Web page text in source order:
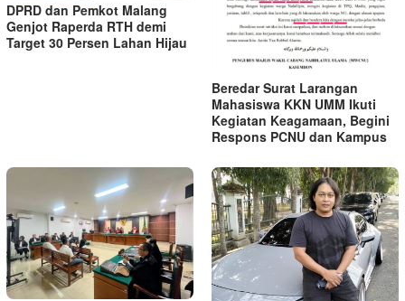
DPRD dan Pemkot Malang
Genjot Raperda RTH demi
Target 30 Persen Lahan Hijau
Beredar Surat Larangan
Mahasiswa KKN UMM Ikuti
Kegiatan Keagamaan, Begini
Respons PCNU dan Kampus